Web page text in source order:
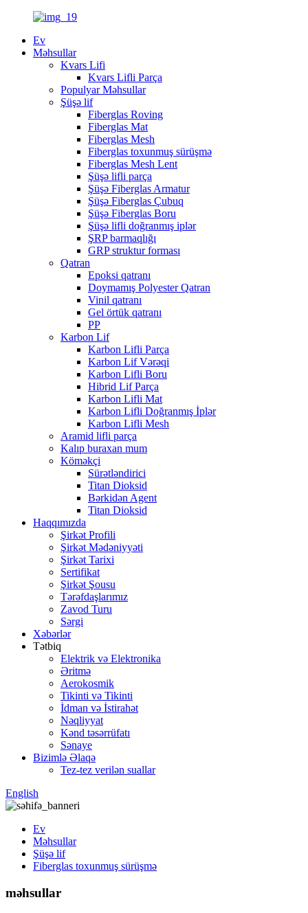
Ev
Məhsullar
Kvars Lifi
Kvars Lifli Parça
Populyar Məhsullar
Şüşə lif
Fiberglas Roving
Fiberglas Mat
Fiberglas Mesh
Fiberglas toxunmuş sürüşmə
Fiberglas Mesh Lent
Şüşə lifli parça
Şüşə Fiberglas Armatur
Şüşə Fiberglas Çubuq
Şüşə Fiberglas Boru
Şüşə lifli doğranmış iplər
ŞRP barmaqlığı
GRP struktur forması
Qatran
Epoksi qatranı
Doymamış Polyester Qatran
Vinil qatranı
Gel örtük qatranı
PP
Karbon Lif
Karbon Lifli Parça
Karbon Lif Vərəqi
Karbon Lifli Boru
Hibrid Lif Parça
Karbon Lifli Mat
Karbon Lifli Doğranmış İplər
Karbon Lifli Mesh
Aramid lifli parça
Kalıp buraxan mum
Köməkçi
Sürətləndirici
Titan Dioksid
Bərkidən Agent
Titan Dioksid
Haqqımızda
Şirkət Profili
Şirkət Mədəniyyəti
Şirkət Tarixi
Sertifikat
Şirkət Şousu
Tərəfdaşlarımız
Zavod Turu
Sərgi
Xəbərlər
Tətbiq
Elektrik və Elektronika
Əritmə
Aerokosmik
Tikinti və Tikinti
İdman və İstirahət
Nəqliyyat
Kənd təsərrüfatı
Sənaye
Bizimlə Əlaqə
Tez-tez verilən suallar
English
Ev
Məhsullar
Şüşə lif
Fiberglas toxunmuş sürüşmə
məhsullar